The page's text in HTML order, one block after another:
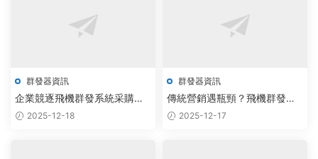
群發器資訊
企業競逐飛機群發系統采購，
TG機器人永久版以AIGC驅動智
2025-12-18
群發器資訊
傳統營銷遇瓶頸？飛機群發器
+AI智能調度，驅動企業全域增
2025-12-17